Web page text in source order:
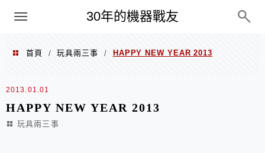
30年的機器戰友
PC
首頁 / 玩具兩三事 / HAPPY NEW YEAR 2013
2013.01.01
HAPPY NEW YEAR 2013
玩具兩三事